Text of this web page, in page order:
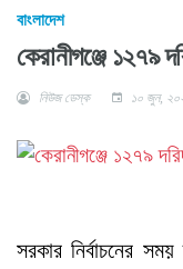
বাংলাদেশ
কেরানীগঞ্জে ১২৭৯
নিউজ ডেস্ক ১০ জুন,
সরকার নির্বাচনের